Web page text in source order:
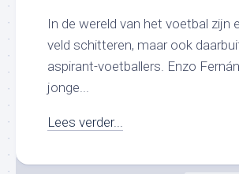
In de wereld van het voetbal zijn
veld schitteren, maar ook
aspirant-voetballers. Enzo
jonge...
Lees verder...